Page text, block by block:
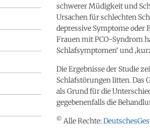
schwerer Müdigkeit und
Ursachen für schlechten
depressive Symptome oder
Frauen mit PCO-Syndrom
Schlafsymptomen‘ und
Die Ergebnisse der Studie
Schlafstörungen litten. Das
als Grund für die
gegebenenfalls die
© Alle Rechte: